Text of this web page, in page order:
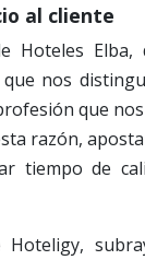
al cliente
Hoteles
nos
que
razón,
tiempo de
Hoteligy,